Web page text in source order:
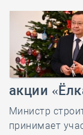
акции
Министр
принимает